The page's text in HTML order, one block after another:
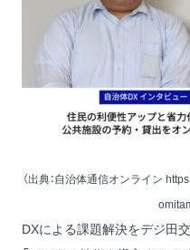
（出典：自治体通信オンライン
DXによる課題解決をデジ田